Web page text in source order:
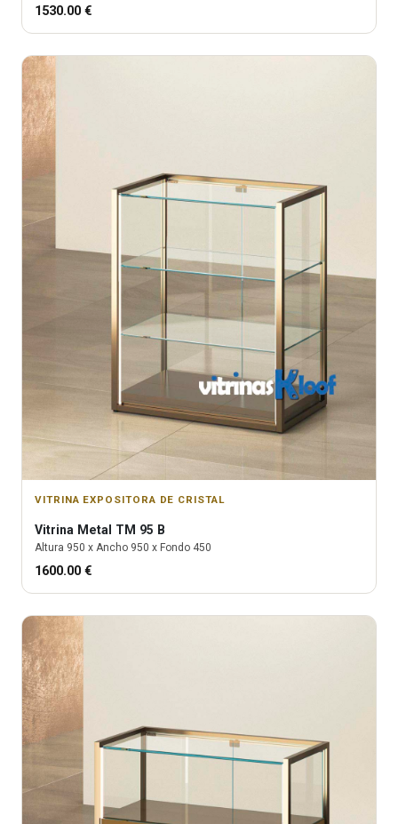
1530.00 €
VITRINA EXPOSITORA DE CRISTAL
Vitrina Metal TM 95 B
Altura 950 x Ancho 950 x Fondo 450
1600.00 €